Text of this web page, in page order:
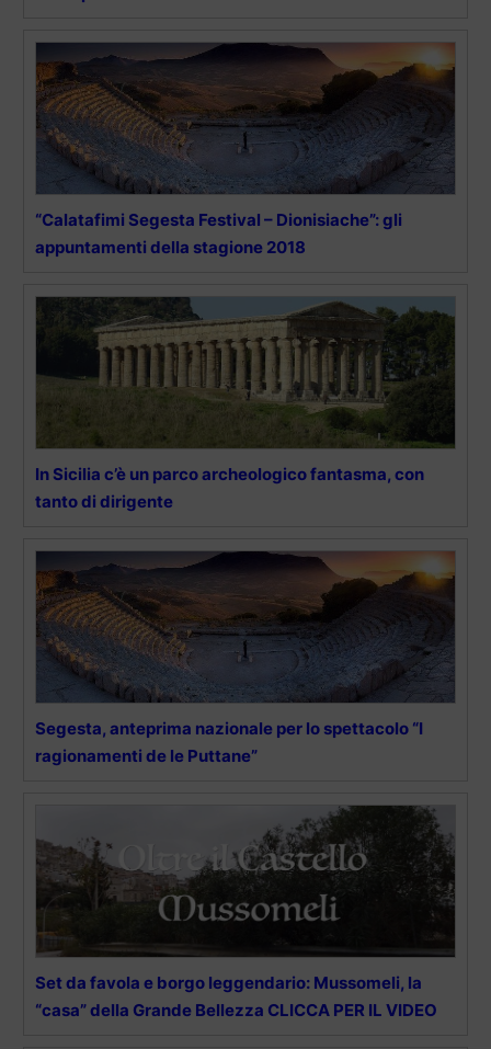
“Calatafimi Segesta Festival – Dionisiache”: gli
appuntamenti della stagione 2018
In Sicilia c’è un parco archeologico fantasma, con
tanto di dirigente
Segesta, anteprima nazionale per lo spettacolo “I
ragionamenti de le Puttane”
Set da favola e borgo leggendario: Mussomeli, la
“casa” della Grande Bellezza CLICCA PER IL VIDEO